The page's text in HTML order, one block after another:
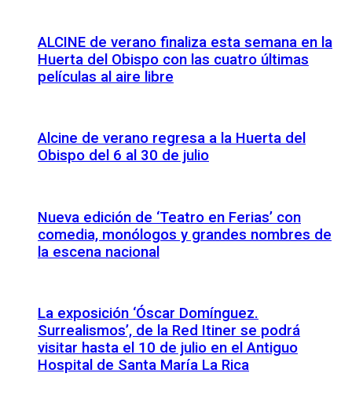
ALCINE de verano finaliza esta semana en la
Huerta del Obispo con las cuatro últimas
películas al aire libre
Alcine de verano regresa a la Huerta del
Obispo del 6 al 30 de julio
Nueva edición de ‘Teatro en Ferias’ con
comedia, monólogos y grandes nombres de
la escena nacional
La exposición ‘Óscar Domínguez.
Surrealismos’, de la Red Itiner se podrá
visitar hasta el 10 de julio en el Antiguo
Hospital de Santa María La Rica